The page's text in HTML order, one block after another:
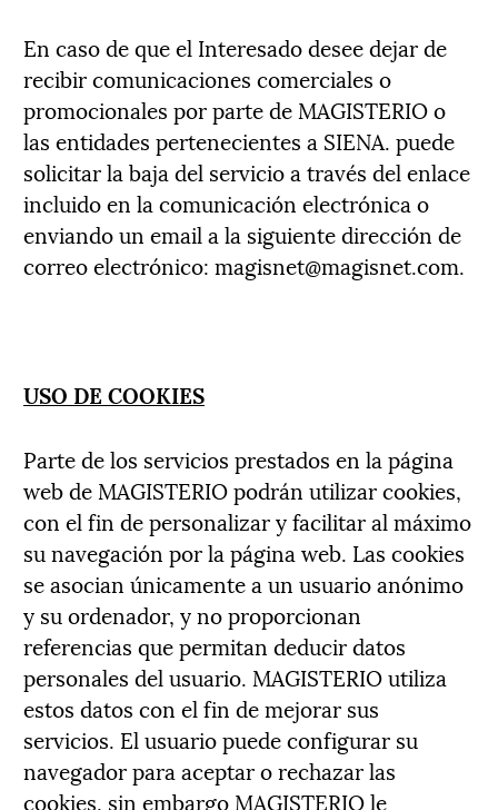
En caso de que el Interesado desee dejar de
recibir comunicaciones comerciales o
promocionales por parte de MAGISTERIO o
las entidades pertenecientes a SIENA. puede
solicitar la baja del servicio a través del enlace
incluido en la comunicación electrónica o
enviando un email a la siguiente dirección de
correo electrónico: magisnet@magisnet.com.
USO DE COOKIES
Parte de los servicios prestados en la página
web de MAGISTERIO podrán utilizar cookies,
con el fin de personalizar y facilitar al máximo
su navegación por la página web. Las cookies
se asocian únicamente a un usuario anónimo
y su ordenador, y no proporcionan
referencias que permitan deducir datos
personales del usuario. MAGISTERIO utiliza
estos datos con el fin de mejorar sus
servicios. El usuario puede configurar su
navegador para aceptar o rechazar las
cookies, sin embargo MAGISTERIO le